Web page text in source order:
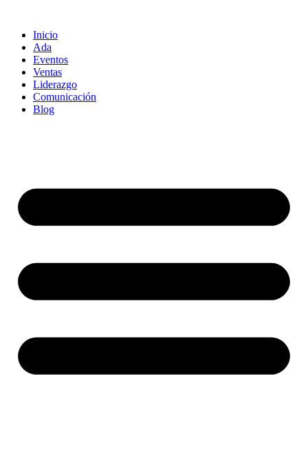
contenido
Inicio
Ada
Eventos
Ventas
Liderazgo
Comunicación
Blog